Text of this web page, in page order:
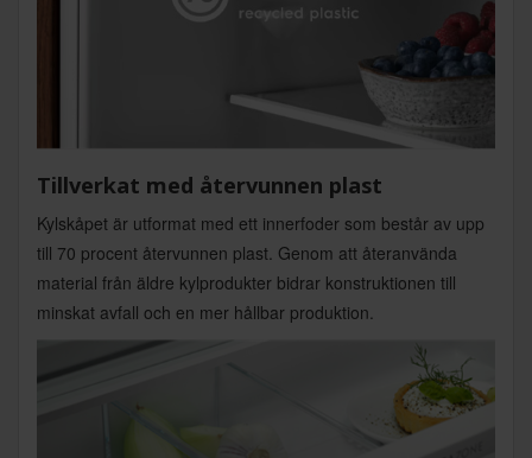
Tillverkat med återvunnen plast
Kylskåpet är utformat med ett innerfoder som består av upp
till 70 procent återvunnen plast. Genom att återanvända
material från äldre kylprodukter bidrar konstruktionen till
minskat avfall och en mer hållbar produktion.